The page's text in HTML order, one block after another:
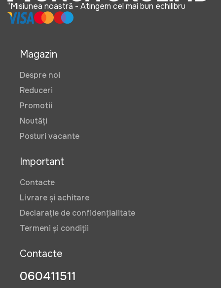
“Misiunea noastră - Atingem cel mai bun echilibru
Magazin
Despre noi
Reduceri
Promotii
Noutăți
Posturi vacante
Important
Contacte
Livrare și achitare
Declarație de confidențialitate
Termeni și condiții
Contacte
060411511